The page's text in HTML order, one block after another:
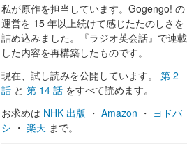
私が原作を担当しています。Gogengo! の
運営を 15 年以上続けて感じたたのしさを
詰め込みました。『ラジオ英会話』で連載
した内容を再構築したものです。
現在、試し読みを公開しています。 第 2
話 と 第 14 話 をすべて読めます。
お求めは NHK 出版 ・ Amazon ・ ヨドバ
シ ・ 楽天 まで。